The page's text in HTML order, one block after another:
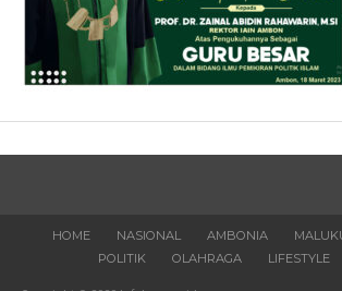
HOME NASIONAL AMBONIA
POLITIK
OLAHRAGA LIFESTYLE